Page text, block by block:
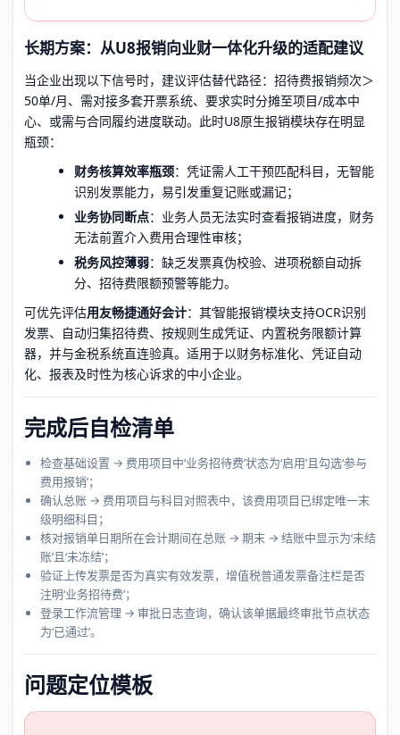
长期方案：从U8报销向业财一体化升级的适配建议
当企业出现以下信号时，建议评估替代路径：招待费报销频次＞
50单/月、需对接多套开票系统、要求实时分摊至项目/成本中
心、或需与合同履约进度联动。此时U8原生报销模块存在明显
瓶颈：
财务核算效率瓶颈：凭证需人工干预匹配科目，无智能
识别发票能力，易引发重复记账或漏记；
业务协同断点：业务人员无法实时查看报销进度，财务
无法前置介入费用合理性审核；
税务风控薄弱：缺乏发票真伪校验、进项税额自动拆
分、招待费限额预警等能力。
可优先评估用友畅捷通好会计：其‘智能报销’模块支持OCR识别
发票、自动归集招待费、按规则生成凭证、内置税务限额计算
器，并与金税系统直连验真。适用于以财务标准化、凭证自动
化、报表及时性为核心诉求的中小企业。
完成后自检清单
检查基础设置 → 费用项目中‘业务招待费’状态为‘启用’且勾选‘参与
费用报销’；
确认总账 → 费用项目与科目对照表中，该费用项目已绑定唯一末
级明细科目；
核对报销单日期所在会计期间在总账 → 期末 → 结账中显示为‘未结
账’且‘未冻结’；
验证上传发票是否为真实有效发票，增值税普通发票备注栏是否
注明‘业务招待费’；
登录工作流管理 → 审批日志查询，确认该单据最终审批节点状态
为‘已通过’。
问题定位模板